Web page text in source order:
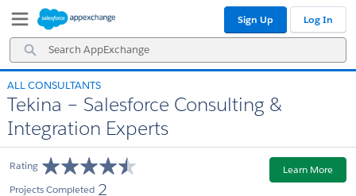
Navigation
Main
Content
Search
AppExchange
Sign Up Log In
ALL CONSULTANTS
Tekina – Salesforce Consulting &
Integration Experts
Rating
Projects Completed 2
Learn More